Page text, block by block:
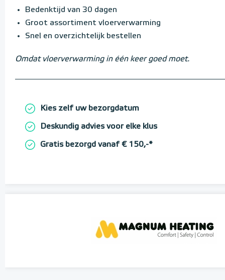
Bedenktijd van 30 dagen
Groot assortiment vloerverwarming
Snel en overzichtelijk bestellen
Omdat vloerverwarming in één keer goed moet.
Kies zelf uw bezorgdatum
Deskundig advies voor elke klus
Gratis bezorgd vanaf € 150,-*